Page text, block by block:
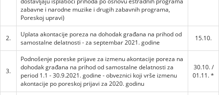
zabavne i narodne muzike i drugih zabavnih programa,
Poreskoj upravi)
2.
Uplata akontacije poreza na dohodak građana na prihod od
samostalne delatnosti - za septembar 2021. godine
15.10.
3.
Podnošenje poreske prijave za izmenu akontacije poreza na
dohodak građana na prihod od samostalne delatnosti za
period 1.1 - 30.9.2021. godine - obveznici koji vrše izmenu
akontacije po poreskoj prijavi za 2020. godinu
30.10. /
01.11. *